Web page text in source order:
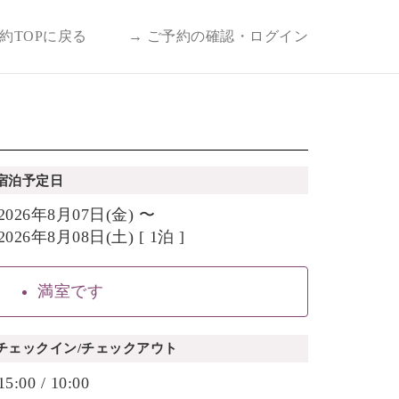
TOPに戻る → ご予約の確認・ログイン
泊予定日
年8月07日(金) 〜
年8月08日(土) [ 1泊 ]
満室です
ェックイン/チェックアウト
/ 10:00